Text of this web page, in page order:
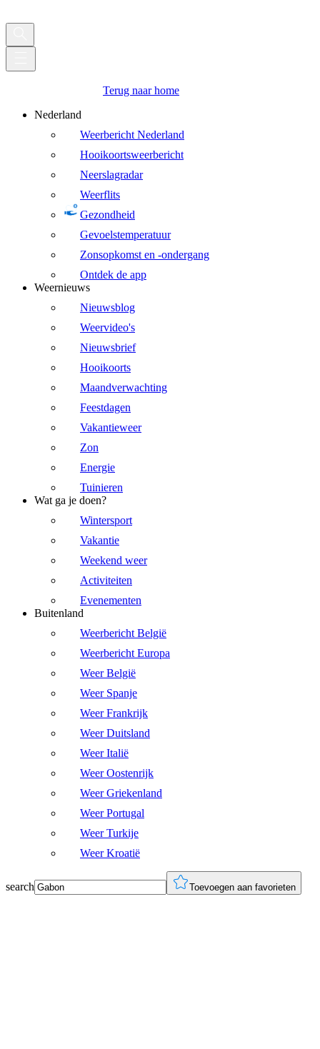
Terug naar home
Nederland
Weerbericht Nederland
Hooikoortsweerbericht
Neerslagradar
Weerflits
Gezondheid
Gevoelstemperatuur
Zonsopkomst en -ondergang
Ontdek de app
Weernieuws
Nieuwsblog
Weervideo's
Nieuwsbrief
Hooikoorts
Maandverwachting
Feestdagen
Vakantieweer
Zon
Energie
Tuinieren
Wat ga je doen?
Wintersport
Vakantie
Weekend weer
Activiteiten
Evenementen
Buitenland
Weerbericht België
Weerbericht Europa
Weer België
Weer Spanje
Weer Frankrijk
Weer Duitsland
Weer Italië
Weer Oostenrijk
Weer Griekenland
Weer Portugal
Weer Turkije
Weer Kroatië
search Toevoegen aan favorieten